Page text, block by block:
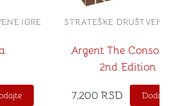
IGRE
Argent The
2nd Edition
STRATEŠKE
7,200 RSD